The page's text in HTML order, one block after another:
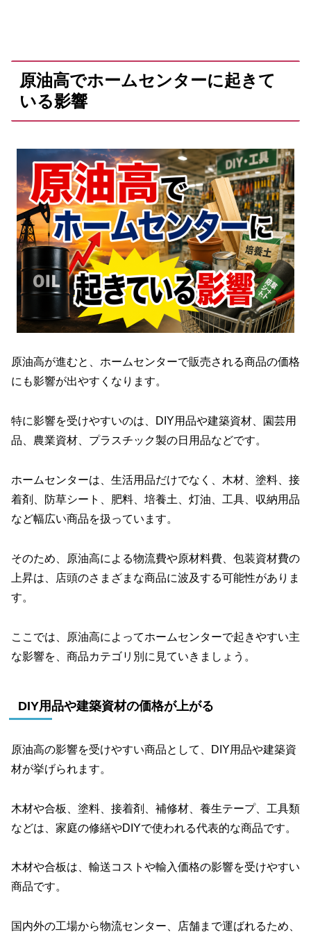
原油高でホームセンターに起きて
いる影響
原油高が進むと、ホームセンターで販売される商品の価格
にも影響が出やすくなります。
特に影響を受けやすいのは、DIY用品や建築資材、園芸用
品、農業資材、プラスチック製の日用品などです。
ホームセンターは、生活用品だけでなく、木材、塗料、接
着剤、防草シート、肥料、培養土、灯油、工具、収納用品
など幅広い商品を扱っています。
そのため、原油高による物流費や原材料費、包装資材費の
上昇は、店頭のさまざまな商品に波及する可能性がありま
す。
ここでは、原油高によってホームセンターで起きやすい主
な影響を、商品カテゴリ別に見ていきましょう。
DIY用品や建築資材の価格が上がる
原油高の影響を受けやすい商品として、DIY用品や建築資
材が挙げられます。
木材や合板、塗料、接着剤、補修材、養生テープ、工具類
などは、家庭の修繕やDIYで使われる代表的な商品です。
木材や合板は、輸送コストや輸入価格の影響を受けやすい
商品です。
国内外の工場から物流センター、店舗まで運ばれるため、